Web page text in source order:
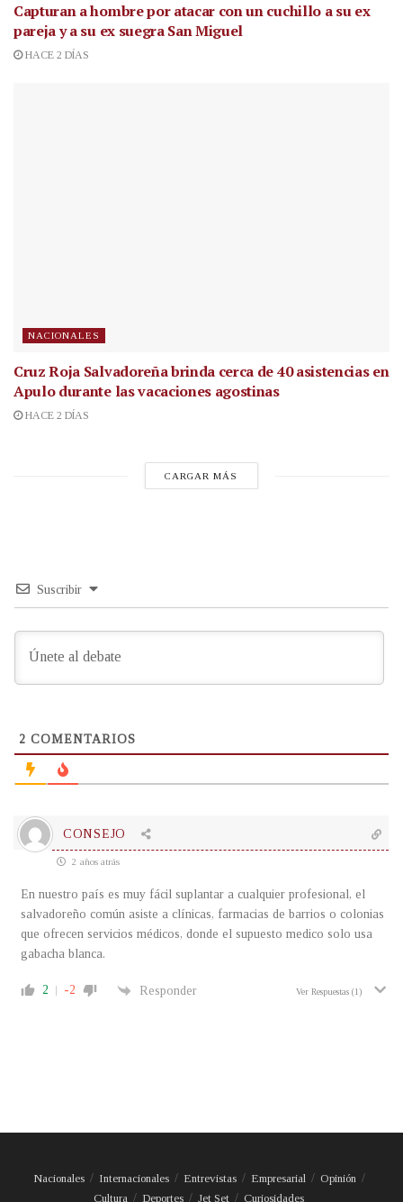
Capturan a hombre por atacar con un cuchillo a su ex
pareja y a su ex suegra San Miguel
HACE 2 DÍAS
NACIONALES
Cruz Roja Salvadoreña brinda cerca de 40 asistencias en
Apulo durante las vacaciones agostinas
HACE 2 DÍAS
CARGAR MÁS
Suscribir
2 COMENTARIOS
CONSEJO
2 años atrás
En nuestro país es muy fácil suplantar a cualquier profesional, el
salvadoreño común asiste a clínicas, farmacias de barrios o colonias
que ofrecen servicios médicos, donde el supuesto medico solo usa
gabacha blanca.
2 -2 Responder Ver Respuestas (1)
Nacionales Internacionales Entrevistas Empresarial
Opinión
Cultura
Deportes Jet Set Curiosidades